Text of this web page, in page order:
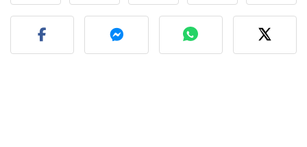
Publier votre photo de